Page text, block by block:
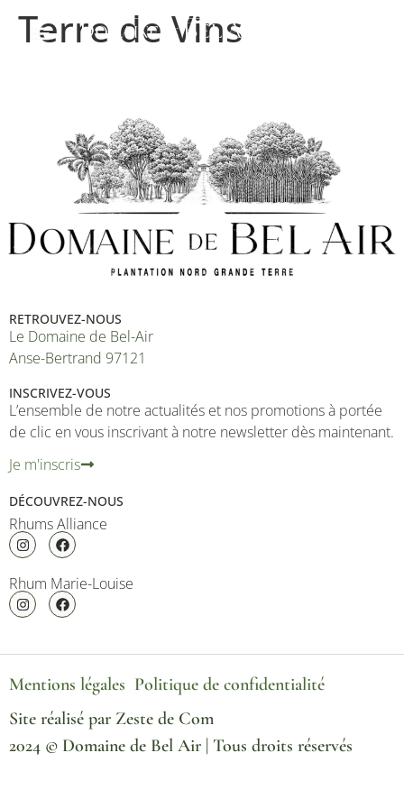
Terre de Vins
RETROUVEZ-NOUS
Le Domaine de Bel-Air
Anse-Bertrand 97121
INSCRIVEZ-VOUS
L’ensemble de notre actualités et nos promotions à portée
de clic en vous inscrivant à notre newsletter dès maintenant.
Je m'inscris
DÉCOUVREZ-NOUS
Rhums Alliance
Rhum Marie-Louise
2024 © Domaine de Bel Air | Tous droits réservés
Site réalisé par Zeste de Com
Mentions légales Politique de confidentialité